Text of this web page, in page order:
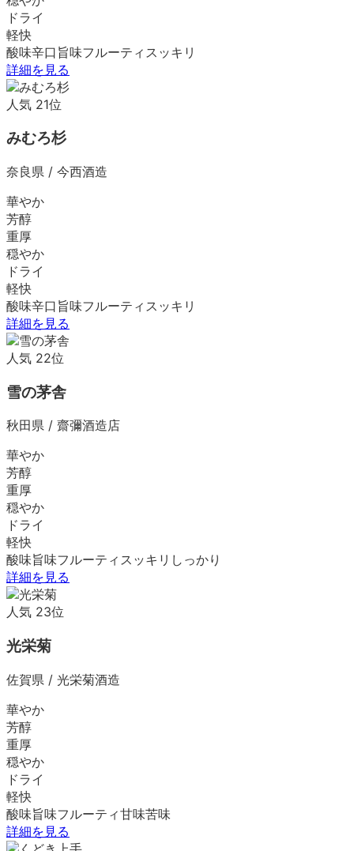
ドライ
軽快
酸味辛口 旨味フルーティ スッキリ
詳細を見る
人気 21位
みむろ杉
奈良県 / 今西酒造
華やか
芳醇
重厚
穏やか
ドライ
軽快
酸味辛口 旨味フルーティ スッキリ
詳細を見る
人気 22位
雪の茅舎
秋田県 / 齋彌酒造店
華やか
芳醇
重厚
穏やか
ドライ
軽快
酸味旨味フルーティ スッキリ しっかり
詳細を見る
人気 23位
光栄菊
佐賀県 / 光栄菊酒造
華やか
芳醇
重厚
穏やか
ドライ
軽快
酸味旨味フルーティ甘味苦味
詳細を見る